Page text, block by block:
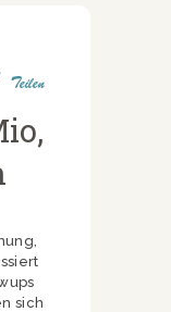
Teilen
sich